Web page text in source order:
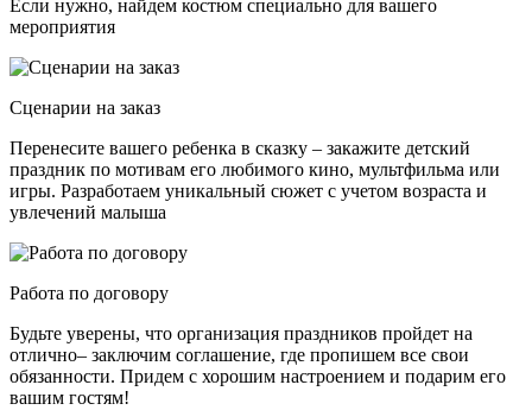
Если нужно, найдем костюм специально для вашего
мероприятия
Сценарии на заказ
Перенесите вашего ребенка в сказку – закажите детский
праздник по мотивам его любимого кино, мультфильма или
игры. Разработаем уникальный сюжет с учетом возраста и
увлечений малыша
Работа по договору
Будьте уверены, что организация праздников пройдет на
отлично– заключим соглашение, где пропишем все свои
обязанности. Придем с хорошим настроением и подарим его
вашим гостям!